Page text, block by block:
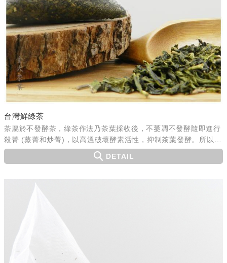
台灣鮮綠茶
茶屬於不發酵茶，綠茶作法乃茶葉採收後，不萎凋不發酵隨即進行
殺菁 (蒸菁和炒菁)，以高溫破壞酵素活性，抑制茶葉發酵。所以綠
茶茶葉留有大部分的茶葉成分，茶性自然清新且活性爽口...
DETAIL